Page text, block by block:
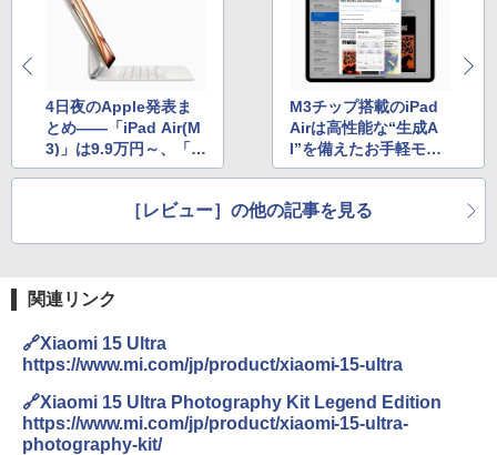
4日夜のApple発表ま
とめ――「iPad Air(M
3)」は9.9万円～、「iP
ad(A16)」は5.9万円～
M3チップ搭載のiPad
Airは高性能な“生成A
I”を備えたお手軽モデ
ル、進化したMagic K
近い性能を発揮
［レビュー］の他の記事を見る
関連リンク
🔗Xiaomi 15 Ultra
https://www.mi.com/jp/product/xiaomi-15-ultra
🔗Xiaomi 15 Ultra Photography Kit Legend Edition
https://www.mi.com/jp/product/xiaomi-15-ultra-
photography-kit/